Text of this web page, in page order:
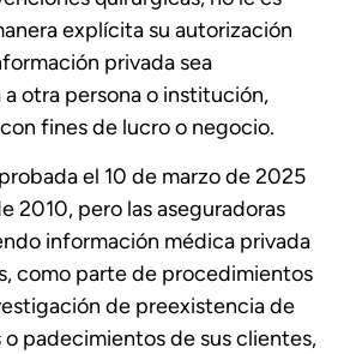
explícita su autorización
privada sea
otra persona o institución,
fines de lucro o negocio.
el 10 de marzo de 2025
2010, pero las aseguradoras
información médica privada
como parte de procedimientos
de preexistencia de
padecimientos de sus clientes,